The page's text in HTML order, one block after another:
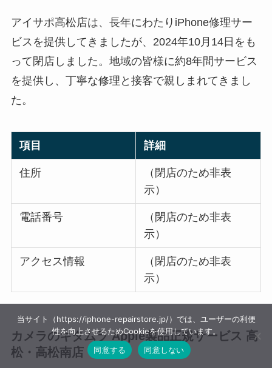
アイサポ高松店は、長年にわたりiPhone修理サー
ビスを提供してきましたが、2024年10月14日をも
って閉店しました。地域の皆様に約8年間サービス
を提供し、丁寧な修理と接客で親しまれてきまし
た。
項目 詳細
住所
（閉店のため非表
示）
電話番号
（閉店のため非表
示）
アクセス情報
（閉店のため非表
示）
カメラのキタムラ Apple製品正規サービス 高
松・高松南店
当サイト（https://iphone-repairstore.jp/）では、ユーザーの利便
性を向上させるためCookieを使用しています。
同意する
同意しない